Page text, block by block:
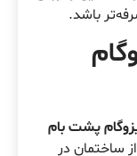
باشد.
پشت بام
ساختمان در